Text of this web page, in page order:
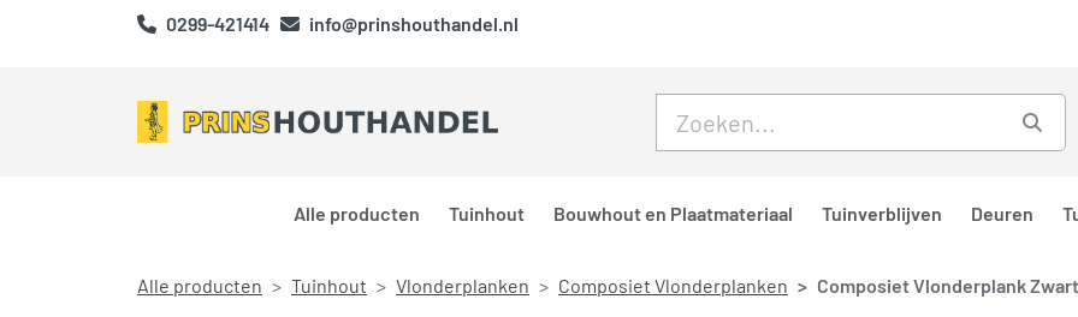
0299-421414 info@prinshouthandel.nl
Alle producten Tuinhout Bouwhout en Plaatmateriaal Tuinverblijven Deuren
Alle producten Tuinhout Vlonderplanken Composiet Vlonderplanken Composiet Vlonderplank